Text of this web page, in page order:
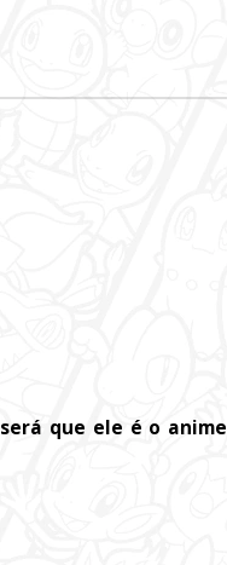
será que ele é o anime